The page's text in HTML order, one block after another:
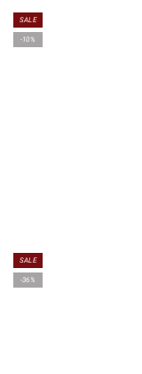
SALE
-10%
SALE
-36%